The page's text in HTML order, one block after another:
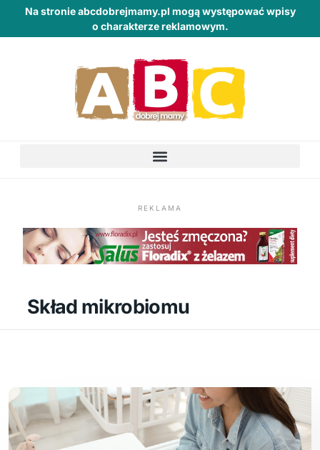
Na stronie abcdobrejmamy.pl mogą występować wpisy
o charakterze reklamowym.
REKLAMA
Skład mikrobiomu